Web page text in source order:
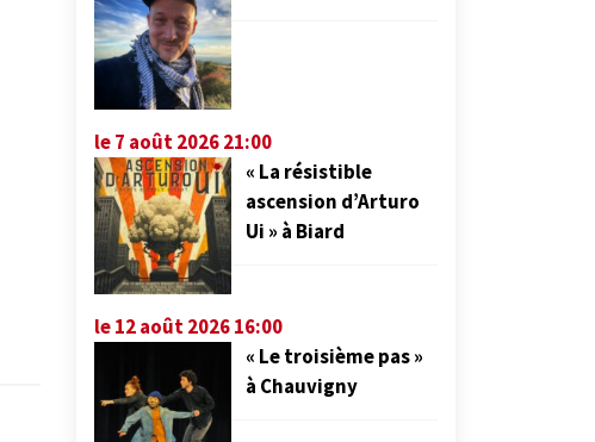
le 7 août 2026 21:00
« La résistible
ascension d’Arturo
Ui » à Biard
le 12 août 2026 16:00
« Le troisième pas »
à Chauvigny